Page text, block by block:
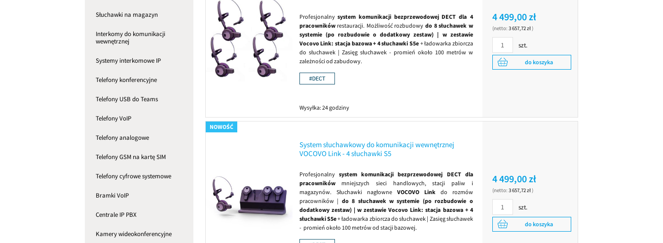
Słuchawki na magazyn
Interkomy do komunikacji
wewnętrznej
Systemy interkomowe IP
Telefony konferencyjne
Telefony USB do Teams
Telefony VoIP
Telefony analogowe
Telefony GSM na kartę SIM
Telefony cyfrowe systemowe
Bramki VoIP
Centrale IP PBX
Kamery wideokonferencyjne
Profesjonalnysystem komunikacji bezprzewodowej DECT dla 4
pracownikówrestauracji. Możliwość rozbudowydo 8 słuchawek w
systemie (po rozbudowie o dodatkowy zestaw) | w zestawie
Vocovo Link: stacja bazowa + 4 słuchawki S5e+ ładowarka zbiorcza
do słuchawek | Zasięg słuchawek - promień około 100 metrów w
zależności od zabudowy.
Wysyłka:24 godziny
4 499,00 zł
(netto: 3 657,72 zł)
szt.
do koszyka
System słuchawkowy do komunikacji wewnętrznej
VOCOVO Link - 4 słuchawki S5
Profesjonalny system komunikacji bezprzewodowej DECT dla
pracownikówmniejszych sieci handlowych, stacji paliw i
magazynów. Słuchawki nagłowne VOCOVO Linkdo rozmów
pracowników | do 8 słuchawek w systemie (po rozbudowie o
dodatkowy zestaw) | w zestawie Vocovo Link: stacja bazowa + 4
słuchawki S5e+ ładowarka zbiorcza do słuchawek | Zasięg słuchawek
- promień około 100 metrów od stacji bazowej.
4 499,00 zł
(netto: 3 657,72 zł)
szt.
do koszyka
NOWOŚĆ